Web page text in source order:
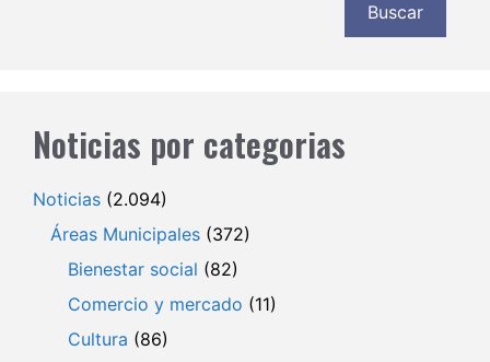
Buscar
Noticias por categorias
Noticias (2.094)
Áreas Municipales (372)
Bienestar social (82)
Comercio y mercado (11)
Cultura (86)